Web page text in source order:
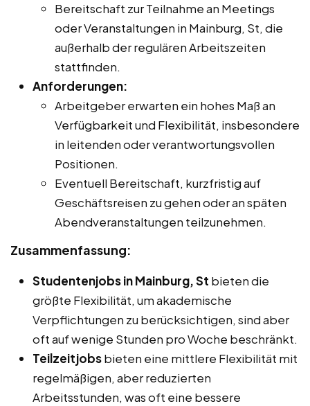
Bereitschaft zur Teilnahme an Meetings
oder Veranstaltungen in Mainburg, St, die
außerhalb der regulären Arbeitszeiten
stattfinden.
Anforderungen:
Arbeitgeber erwarten ein hohes Maß an
Verfügbarkeit und Flexibilität, insbesondere
in leitenden oder verantwortungsvollen
Positionen.
Eventuell Bereitschaft, kurzfristig auf
Geschäftsreisen zu gehen oder an späten
Abendveranstaltungen teilzunehmen.
Zusammenfassung:
Studentenjobs in Mainburg, St bieten die
größte Flexibilität, um akademische
Verpflichtungen zu berücksichtigen, sind aber
oft auf wenige Stunden pro Woche beschränkt.
Teilzeitjobsbieten eine mittlere Flexibilität mit
regelmäßigen, aber reduzierten
Arbeitsstunden, was oft eine bessere